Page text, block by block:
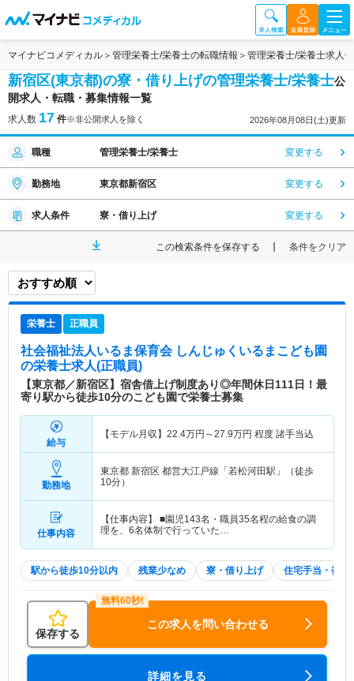
マイナビコメディカル 管理栄養士/栄養士の転職情報 管理栄養士/栄養士求人
新宿区(東京都)の寮・借り上げの管理栄養士/栄養士公
開求人・転職・募集情報一覧
求人数 17 件※非公開求人を除く 2026年08月08日(土)更新
職種 管理栄養士/栄養士 変更する
勤務地 東京都新宿区 変更する
求人条件 寮・借り上げ 変更する
この検索条件を保存する 条件をクリア
栄養士 正職員
社会福祉法人いるま保育会 しんじゅくいるまこども園
の栄養士求人(正職員)
【東京都／新宿区】宿舎借上げ制度あり◎年間休日111日！最
寄り駅から徒歩10分のこども園で栄養士募集
給与
【モデル月収】 22.4万円～27.9万円 程度 諸手当込
勤務地
東京都 新宿区 都営大江戸線「若松河田駅」（徒歩
10分）
仕事内容
【仕事内容】 ■園児143名・職員35名程の給食の調
理を、6名体制で行っていた…
駅から徒歩10分以内 残業少なめ 寮・借り上げ 住宅手当・補助
保存する
この求人を問い合わせる
詳細を見る